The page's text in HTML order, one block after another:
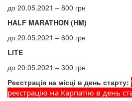
до 20.05.2021 – 800 грн
HALF MARATHON (HM)
до 20.05.2021 – 600 грн
LITE
до 20.05.2021 – 300 грн
Реєстрація на місці в день старту:
реєстрацію на Карпатію в день